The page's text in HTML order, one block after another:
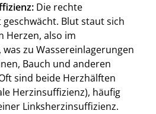
Die rechte
Blut staut sich
Herzen, also im
zu Wassereinlagerungen
Bauch und anderen
sind beide Herzhälften
Herzinsuffizienz), häufig
Linksherzinsuffizienz.